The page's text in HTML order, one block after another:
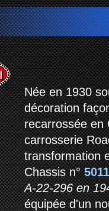
Née en 1930
décoration
recarrossée en
carrosserie
transformation
Chassis n°
A-22-296 en
équipée d'un